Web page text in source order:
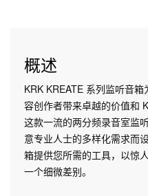
概述
KRK KREATE 系列监听音
容创作者带来卓越的价值和
这款一流的两分频录音室监
意专业人士的多样化需求而
箱提供您所需的工具，以惊
一个细微差别。